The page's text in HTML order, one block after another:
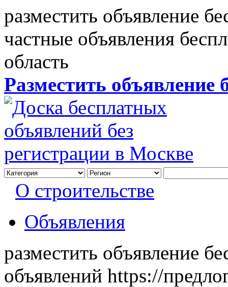
разместить объявление
частные объявления
область
Разместить объявление
О строительстве
Объявления
разместить объявление
объявлений https://